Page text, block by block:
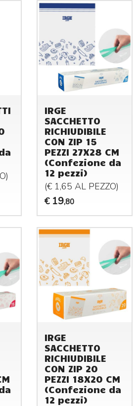
)
IRGE
SACCHETTO
RICHIUDIBILE
CON ZIP 15
PEZZI 27X28 CM
(Confezione da
12 pezzi)
(€ 1,65 AL PEZZO)
€ 19,80
IRGE
SACCHETTO
RICHIUDIBILE
CON ZIP 20
PEZZI 18X20 CM
(Confezione da
12 pezzi)